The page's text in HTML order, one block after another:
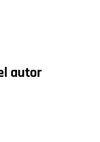
autor